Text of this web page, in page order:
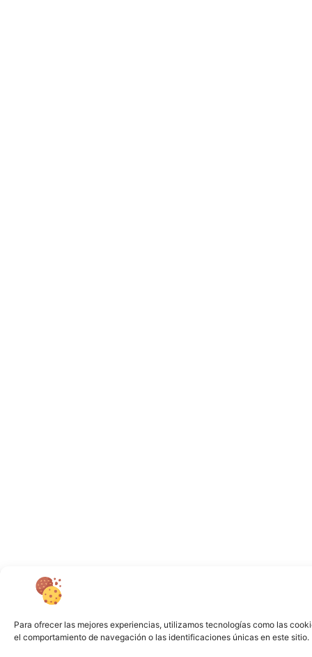
Para ofrecer las mejores experiencias, utilizamos tecnologías como las
el comportamiento de navegación o las identificaciones únicas en este